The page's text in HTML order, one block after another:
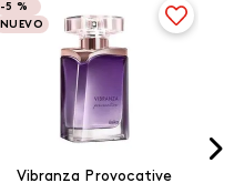
-5 %
NUEVO
Vibranza Provocative